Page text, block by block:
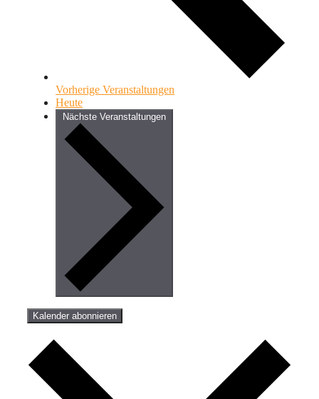
Vorherige Veranstaltungen
Heute
Nächste Veranstaltungen
Kalender abonnieren